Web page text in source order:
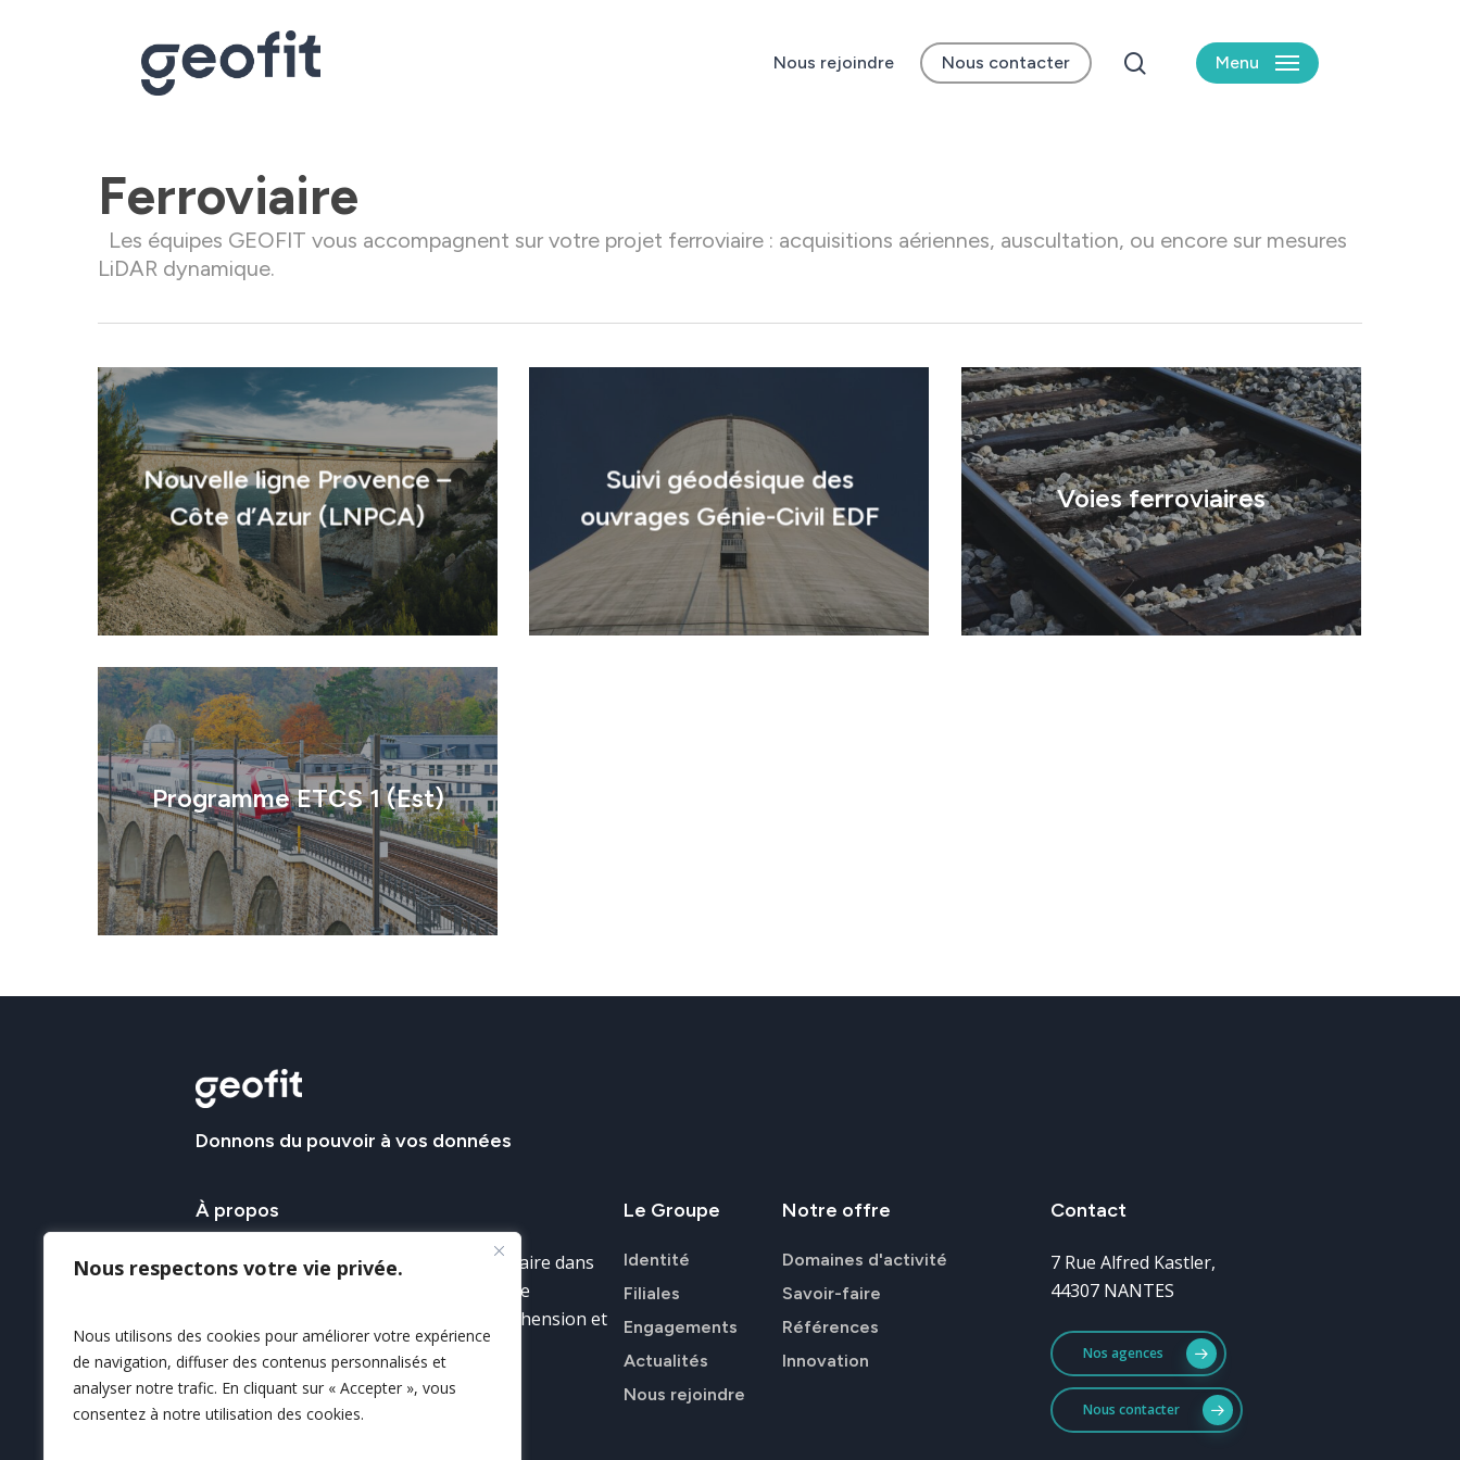
Nous respectons votre vie privée.
Nous utilisons des cookies pour améliorer votre expérience
de navigation, diffuser des contenus personnalisés et
analyser notre trafic. En cliquant sur « Accepter », vous
consentez à notre utilisation des cookies.
Nous rejoindre Nous contacter search Menu
Ferroviaire
Les équipes GEOFIT vous accompagnent sur votre projet ferroviaire : acquisitions aériennes, auscultation, ou encore sur mesures
LiDAR dynamique.
Nouvelle ligne Provence –
Côte d’Azur (LNPCA)
Suivi géodésique des
ouvrages Génie-Civil EDF
Voies ferroviaires
Programme ETCS 1 (Est)
Donnons du pouvoir à vos données
À propos
Le Groupe GEOFIT apporte son savoir-faire dans
l’acquisition et l’exploitation de la donnée
géospatiale afin d’en assurer sa compréhension et
sa valorisation.
Nos savoir-faire
Le Groupe
Identité
Filiales
Engagements
Actualités
Nous rejoindre
Notre offre
Domaines d'activité
Savoir-faire
Références
Innovation
Contact
7 Rue Alfred Kastler,
44307 NANTES
Nos agences
Nous contacter
Identité
Agences
Filiales
Engagements